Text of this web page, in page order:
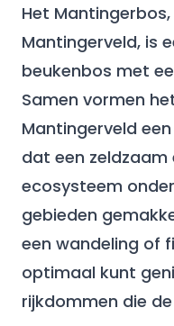
Het
Mantingerveld, is
beukenbos met
Samen vormen
Mantingerveld
dat een zeldzaam
ecosysteem
gebieden
een wandeling of
optimaal kunt
rijkdommen die